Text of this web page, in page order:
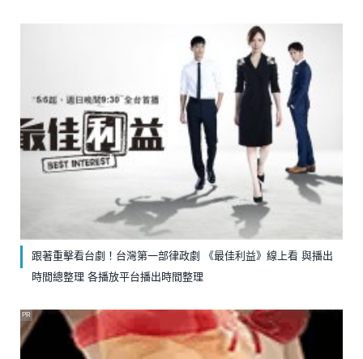
跟著重擊看台劇！台灣第一部律政劇 《最佳利益》線上看 與播出
時間總整理 各播放平台播出時間整理
PR